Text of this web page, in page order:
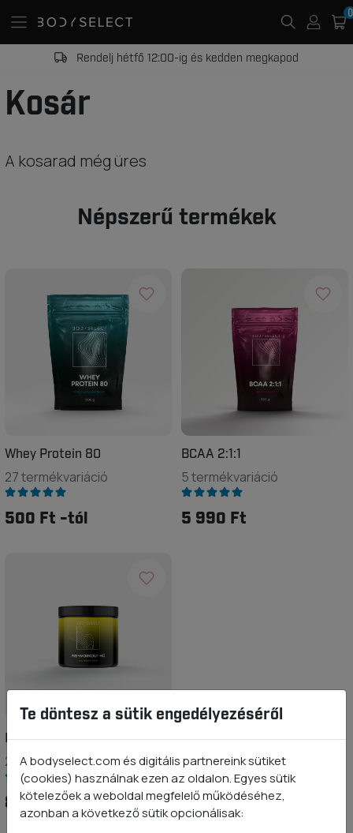
Rendelj hétfő 12:00-ig és kedden megkapod
Kosár
A kosarad még üres
Népszerű termékek
Whey Protein 80
27 termékvariáció
500 Ft -tól
BCAA 2:1:1
5 termékvariáció
5 990 Ft
Pre-Workout HC
2 termékvariáció
8 490 Ft
0
Te döntesz a sütik engedélyezéséről
A bodyselect.com és digitális partnereink sütiket
(cookies) használnak ezen az oldalon. Egyes sütik
kötelezőek a weboldal megfelelő működéséhez,
azonban a következő sütik opcionálisak: